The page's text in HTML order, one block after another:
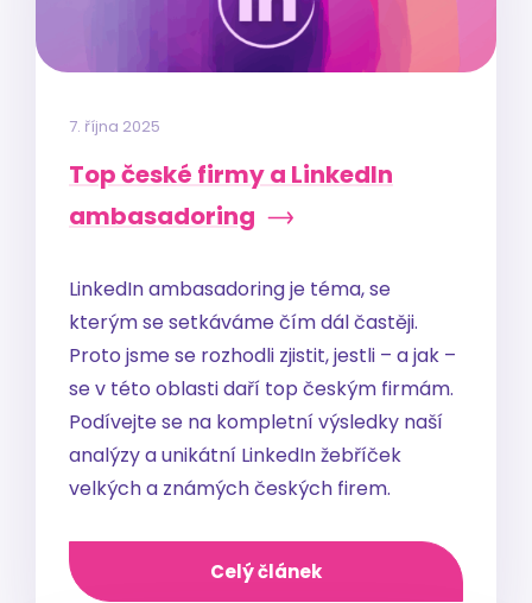
7. října 2025
Top české firmy a LinkedIn
ambasadoring
LinkedIn ambasadoring je téma, se
kterým se setkáváme čím dál častěji.
Proto jsme se rozhodli zjistit, jestli – a jak –
se v této oblasti daří top českým firmám.
Podívejte se na kompletní výsledky naší
analýzy a unikátní LinkedIn žebříček
velkých a známých českých firem.
Celý článek